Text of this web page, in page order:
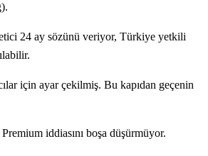
24 ay sözünü veriyor, Türkiye yetkili
için ayar çekilmiş. Bu kapıdan geçenin
Premium iddiasını boşa düşürmüyor.